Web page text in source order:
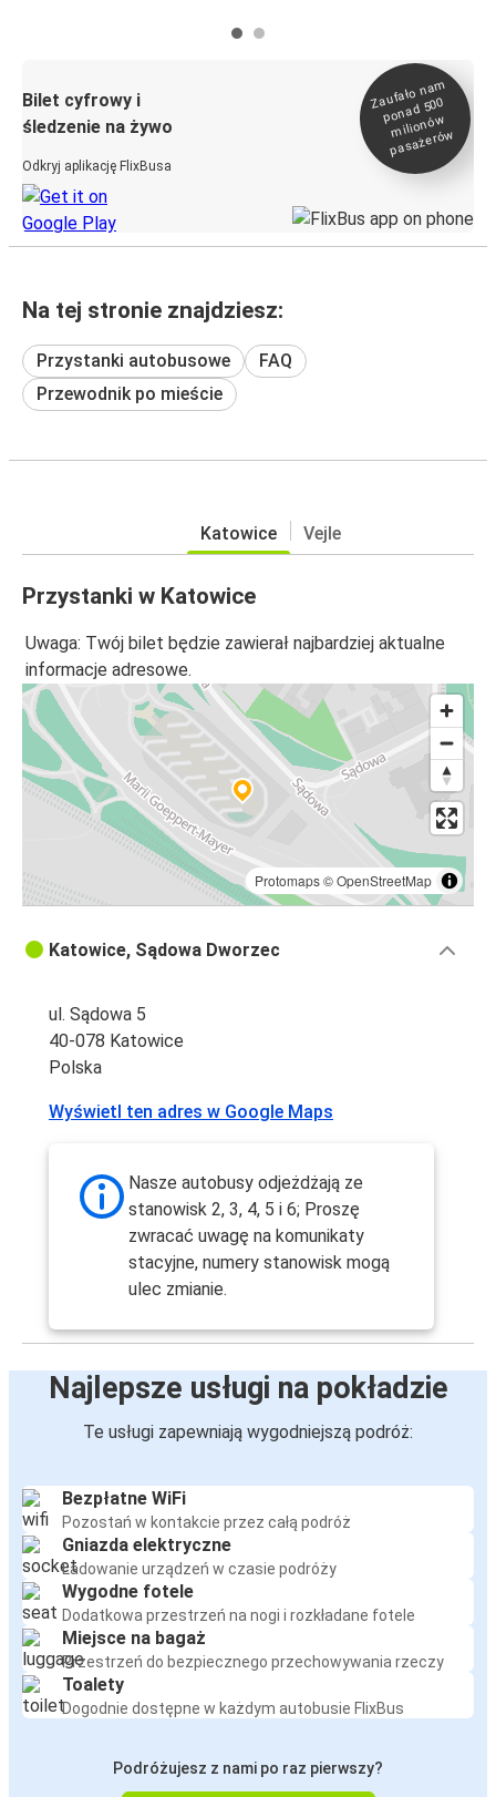
Bilet cyfrowy i
śledzenie na żywo
Odkryj aplikację FlixBusa
Zaufało na
m
ponad 500
milionó
w
pasażeró
w
Na tej stronie znajdziesz:
Przystanki autobusowe
FAQ
Przewodnik po mieście
Katowice Vejle
Przystanki w Katowice
Uwaga: Twój bilet będzie zawierał najbardziej aktualne
informacje adresowe.
Protomaps©OpenStreetMap
Katowice, Sądowa Dworzec
ul. Sądowa 5
40-078 Katowice
Polska
Wyświetl ten adres w Google Maps
Nasze autobusy odjeżdżają ze
stanowisk 2, 3, 4, 5 i 6; Proszę
zwracać uwagę na komunikaty
stacyjne, numery stanowisk mogą
ulec zmianie.
Najlepsze usługi na pokładzie
Te usługi zapewniają wygodniejszą podróż:
Bezpłatne WiFi
Pozostań w kontakcie przez całą podróż
Gniazda elektryczne
Ładowanie urządzeń w czasie podróży
Wygodne fotele
Dodatkowa przestrzeń na nogi i rozkładane fotele
Miejsce na bagaż
Przestrzeń do bezpiecznego przechowywania rzeczy
Toalety
Dogodnie dostępne w każdym autobusie FlixBus
Podróżujesz z nami po raz pierwszy?